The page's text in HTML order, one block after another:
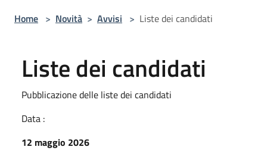
Home > Novità > Avvisi > Liste dei candidati
Liste dei candidati
Pubblicazione delle liste dei candidati
Data :
12 maggio 2026